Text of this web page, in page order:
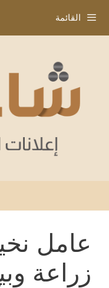
إلى
المحتوى
القائمة
عامل
زراعة